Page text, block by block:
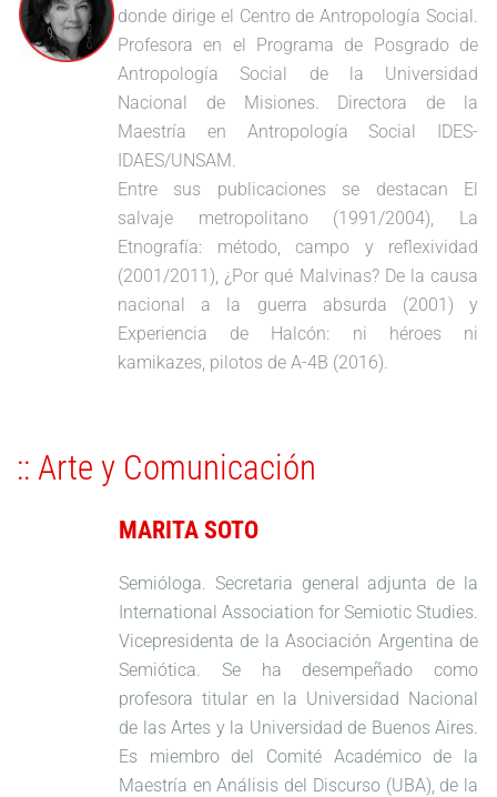
donde dirige el Centro de Antropología Social.
Profesora en el Programa de Posgrado de
Antropología Social de la Universidad
Nacional de Misiones. Directora de la
Maestría en Antropología Social IDES-
IDAES/UNSAM.
Entre sus publicaciones se destacan El
salvaje metropolitano (1991/2004), La
Etnografía: método, campo y reflexividad
(2001/2011), ¿Por qué Malvinas? De la causa
nacional a la guerra absurda (2001) y
Experiencia de Halcón: ni héroes ni
kamikazes, pilotos de A-4B (2016).
:: Arte y Comunicación
MARITA SOTO
Semióloga. Secretaria general adjunta de la
International Association for Semiotic Studies.
Vicepresidenta de la Asociación Argentina de
Semiótica. Se ha desempeñado como
profesora titular en la Universidad Nacional
de las Artes y la Universidad de Buenos Aires.
Es miembro del Comité Académico de la
Maestría en Análisis del Discurso (UBA), de la